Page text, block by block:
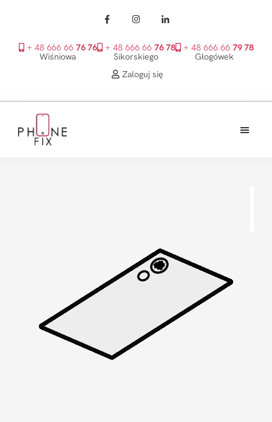
+ 48 666 66 76 76
Wiśniowa
+ 48 666 66 76 78
Sikorskiego
+ 48 666 66 79 78
Głogówek
Zaloguj się
głównego